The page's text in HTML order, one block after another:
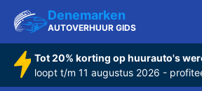
Denemarken
AUTOVERHUUR GIDS
Tot 20% korting op huurauto's
loopt t/m 11 augustus 2026 -